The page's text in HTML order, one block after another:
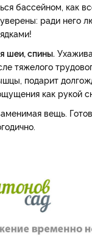
бассейном, как
ради него
шеи, спины.
тяжелого
подарит
как рукой
вещь.